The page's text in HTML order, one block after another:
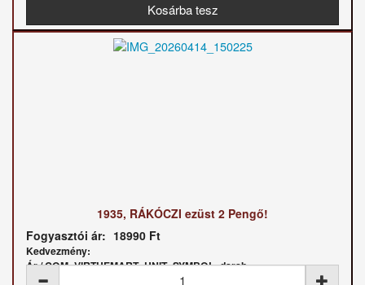
1935, RÁKÓCZI ezüst 2 Pengő!
Fogyasztói ár: 18990 Ft
Kedvezmény:
Ár / COM_VIRTUEMART_UNIT_SYMBOL_darab: